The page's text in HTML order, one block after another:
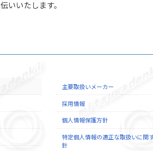
伝いいたします。
主要取扱いメーカー
採用情報
個人情報保護方針
特定個人情報の適正な取扱いに関
針